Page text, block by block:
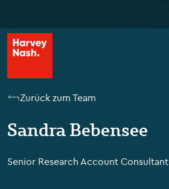
Zurück zum Team
Sandra Bebensee
Senior Research Account Consultant